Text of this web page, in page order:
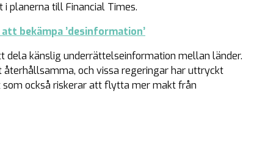
planerna till Financial Times.
bekämpa ’desinformation’
dela känslig underrättelseinformation mellan länder.
och vissa regeringar har uttryckt
också riskerar att flytta mer makt från